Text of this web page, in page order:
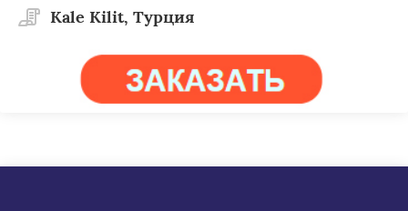
Kale Kilit, Турция